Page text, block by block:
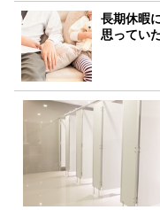
長期休暇
思ってい